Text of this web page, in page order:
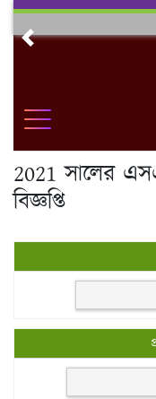
Skip
contentPrevious
2021 সালের
বিজ্ঞপ্তি